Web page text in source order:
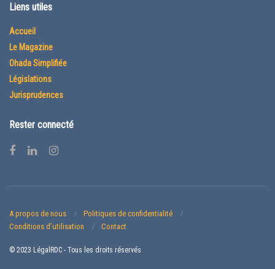
Liens utiles
Accueil
Le Magazine
Ohada Simplifiée
Législations
Jurisprudences
Rester connecté
A propos de nous
Politiques de confidentialité
Conditions d’utilisation
Contact
© 2023 LégalRDC - Tous les droits réservés